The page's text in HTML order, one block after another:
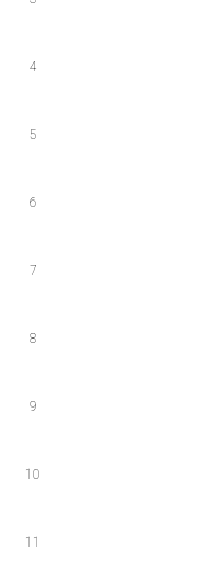
4
5
6
7
8
9
10
11